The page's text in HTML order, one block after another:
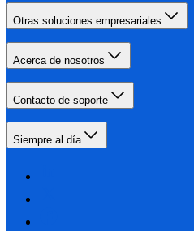
Otras soluciones empresariales
Acerca de nosotros
Contacto de soporte
Siempre al día